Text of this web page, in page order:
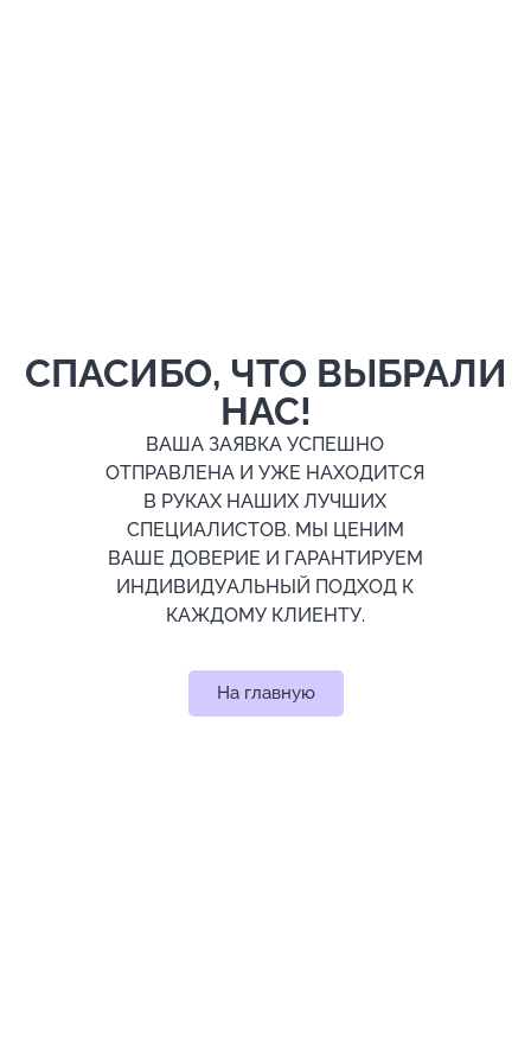
СПАСИБО, ЧТО ВЫБРАЛИ
НАС!
ВАША ЗАЯВКА УСПЕШНО
ОТПРАВЛЕНА И УЖЕ НАХОДИТСЯ
В РУКАХ НАШИХ ЛУЧШИХ
СПЕЦИАЛИСТОВ. МЫ ЦЕНИМ
ВАШЕ ДОВЕРИЕ И ГАРАНТИРУЕМ
ИНДИВИДУАЛЬНЫЙ ПОДХОД К
КАЖДОМУ КЛИЕНТУ.
На главную